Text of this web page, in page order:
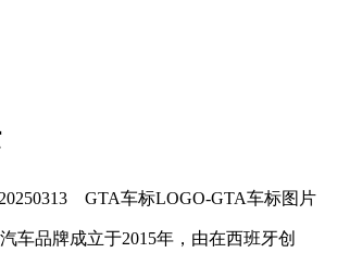
GTA车标LOGO-GTA车标图片
品牌成立于2015年，由在西班牙创